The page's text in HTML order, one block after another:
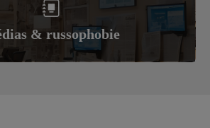
& russophobie